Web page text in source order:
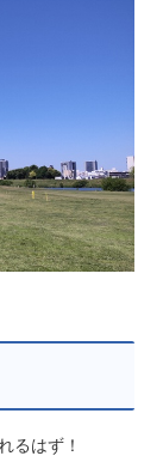
るはず！